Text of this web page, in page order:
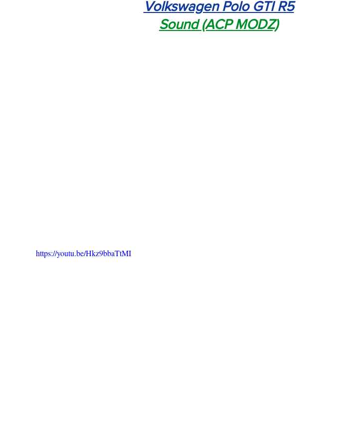
Volkswagen Polo GTI R5
Sound (ACP MODZ)
https://youtu.be/Hkz9bbaTtMI